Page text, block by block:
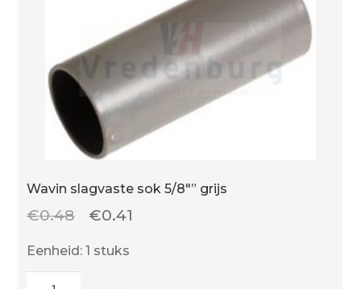
Wavin slagvaste sok 5/8″” grijs
€0.48
Oorspronkelijke
€0.41
Eenheid: 1 stuks